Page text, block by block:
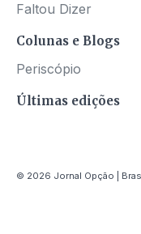
Faltou Dizer
Colunas e Blogs
Periscópio
Últimas edições
© 2026 Jornal Opção |